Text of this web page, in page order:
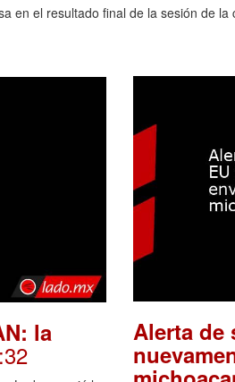
en el resultado final de la sesión de
la Alerta de